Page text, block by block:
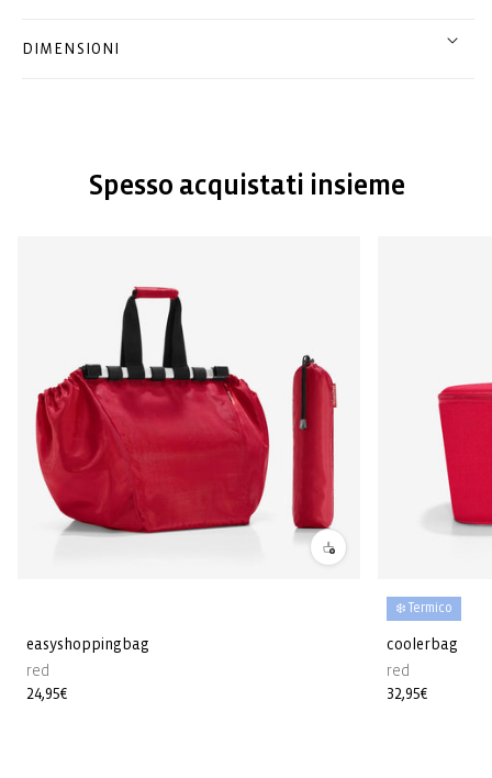
DIMENSIONI
Spesso acquistati insieme
easyshoppingbag
red
Prezzo
24,95€
❄️ Termico
coolerbag
red
Prezzo
32,95€